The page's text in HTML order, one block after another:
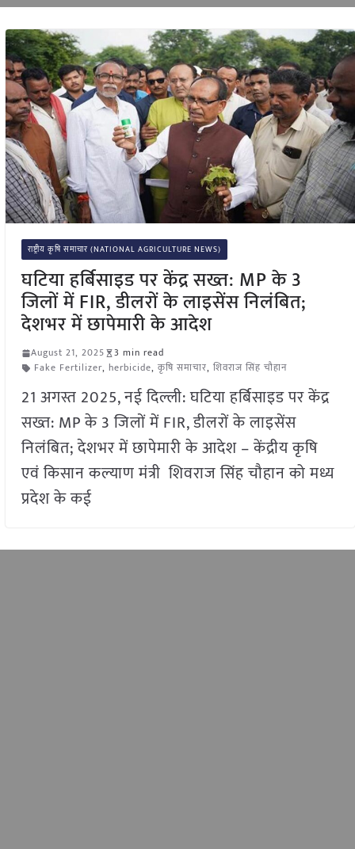
राष्ट्रीय कृषि समाचार (NATIONAL AGRICULTURE NEWS)
घटिया हर्बिसाइड पर केंद्र सख्त: MP के 3
जिलों में FIR, डीलरों के लाइसेंस निलंबित;
देशभर में छापेमारी के आदेश
August 21, 2025
3 min read
Fake Fertilizer, herbicide, कृषि समाचार, शिवराज सिंह चौहान
21 अगस्त 2025, नई दिल्ली: घटिया हर्बिसाइड पर केंद्र
सख्त: MP के 3 जिलों में FIR, डीलरों के लाइसेंस
निलंबित; देशभर में छापेमारी के आदेश – केंद्रीय कृषि
एवं किसान कल्याण मंत्री शिवराज सिंह चौहान को मध्य
प्रदेश के कई